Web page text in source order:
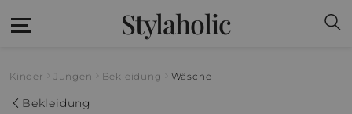
Stylaholic
Kinder Jungen Bekleidung Wäsche
Bekleidung